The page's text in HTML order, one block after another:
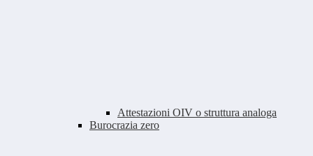
Attestazioni OIV o struttura analoga
Burocrazia zero